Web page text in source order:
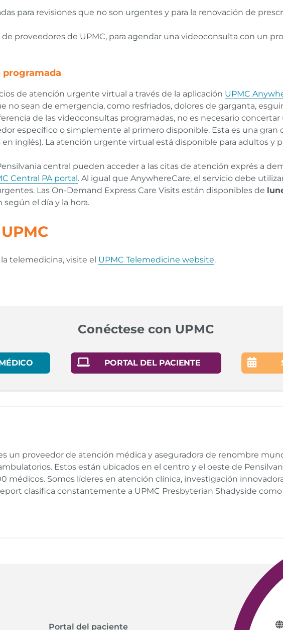
para revisiones que no son urgentes y para la renovación de
de proveedores de UPMC, para agendar una videoconsulta con un
de atención urgente virtual a través de la aplicación UPMC
no sean de emergencia, como resfriados, dolores de garganta,
de las videoconsultas programadas, no es necesario
específico o simplemente al primero disponible. Esta es una
en inglés). La atención urgente virtual está disponible para adultos y
central pueden acceder a las citas de atención exprés a
Central PA portal . Al igual que AnywhereCare, el servicio debe
Las On-Demand Express Care Visits están disponibles de
según el día y la hora.
telemedicina, visite el UPMC Telemedicine website.
(nih.gov)
| UPMC HealthBeat
Conéctese con UPMC
PORTAL DEL PACIENTE
un proveedor de atención médica y aseguradora de renombre
Estos están ubicados en el centro y el oeste de
médicos. Somos líderes en atención clínica, investigación
clasifica constantemente a UPMC Presbyterian Shadyside
Portal del paciente